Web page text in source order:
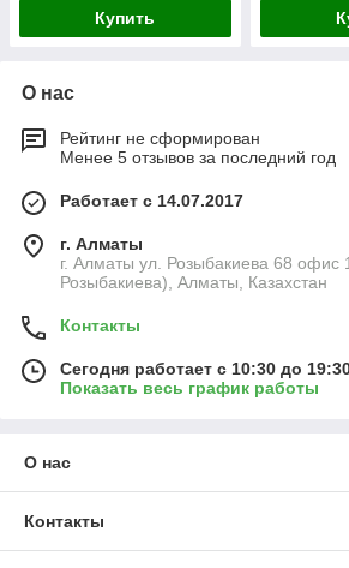
Купить
О нас
Рейтинг не сформирован
Менее 5 отзывов за последний год
Работает с 14.07.2017
г. Алматы
г. Алматы ул. Розыбакиева 68 офис
Розыбакиева), Алматы, Казахстан
Контакты
Сегодня работает с 10:30 до
Показать весь график работы
О нас
Контакты